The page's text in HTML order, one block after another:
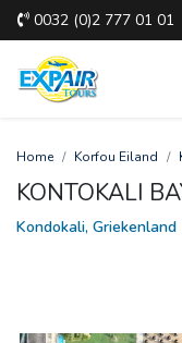
0032 (0)2 777 01 01
Home Korfou Eiland
KONTOKALI
Kondokali, Griekenland